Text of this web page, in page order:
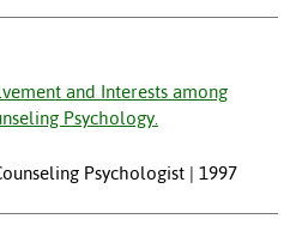
and Interests among
Psychology.
Psychologist | 1997